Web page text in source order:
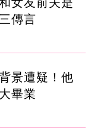
傳言
景遭疑！他
畢業